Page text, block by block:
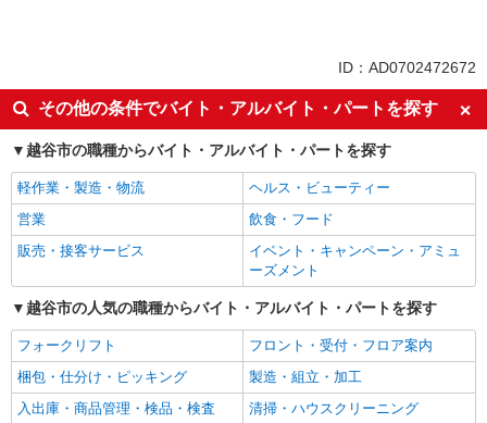
入社日応相談
新卒・第二新卒歓迎
女性活躍中
ミドル（40代～）活躍中
エルダー（50代～）活躍中
自転車通勤OK
交通費支給
社会保険あり
制服貸与
研修制度あり
給与前払いOK
主婦・主夫歓迎
フリーター歓迎
ブランクOK
週1日勤務OK
早朝
深夜
夕方
髪型・髪色自由
髭（ひげ）OK
ネイルOK
車通勤OK
ID：AD0702472672
その他の条件でバイト・アルバイト・パートを探す
越谷市の職種からバイト・アルバイト・パートを探す
軽作業・製造・物流
ヘルス・ビューティー
営業
飲食・フード
販売・接客サービス
イベント・キャンペーン・アミュ
ーズメント
越谷市の人気の職種からバイト・アルバイト・パートを探す
フォークリフト
フロント・受付・フロア案内
梱包・仕分け・ピッキング
製造・組立・加工
入出庫・商品管理・検品・検査
清掃・ハウスクリーニング